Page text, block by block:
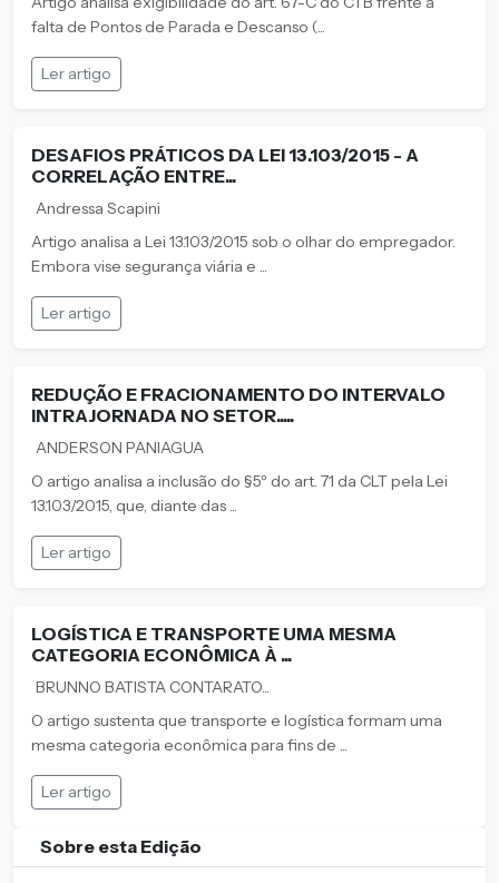
falta de Pontos de Parada e Descanso (...
Ler artigo
DESAFIOS PRÁTICOS DA LEI 13.103/2015 - A
CORRELAÇÃO ENTRE...
Andressa Scapini
Artigo analisa a Lei 13.103/2015 sob o olhar do empregador.
Embora vise segurança viária e ...
Ler artigo
REDUÇÃO E FRACIONAMENTO DO INTERVALO
INTRAJORNADA NO SETOR.....
ANDERSON PANIAGUA
O artigo analisa a inclusão do §5º do art. 71 da CLT pela Lei
13.103/2015, que, diante das ...
Ler artigo
LOGÍSTICA E TRANSPORTE UMA MESMA
CATEGORIA ECONÔMICA À ...
BRUNNO BATISTA CONTARATO...
O artigo sustenta que transporte e logística formam uma
mesma categoria econômica para fins de ...
Ler artigo
Sobre esta Edição